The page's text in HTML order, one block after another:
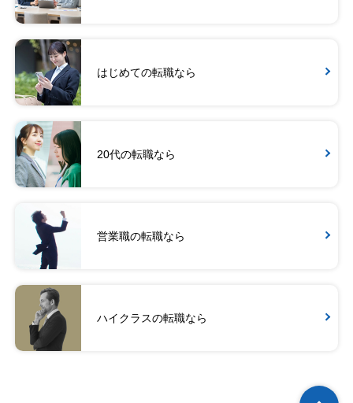
はじめての転職なら
20代の転職なら
営業職の転職なら
ハイクラスの転職なら